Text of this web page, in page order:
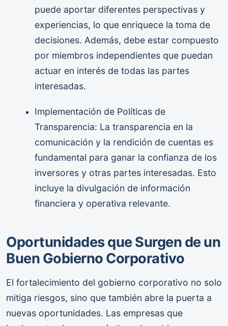
puede aportar diferentes perspectivas y
experiencias, lo que enriquece la toma de
decisiones. Además, debe estar compuesto
por miembros independientes que puedan
actuar en interés de todas las partes
interesadas.
Implementación de Políticas de
Transparencia: La transparencia en la
comunicación y la rendición de cuentas es
fundamental para ganar la confianza de los
inversores y otras partes interesadas. Esto
incluye la divulgación de información
financiera y operativa relevante.
Oportunidades que Surgen de un
Buen Gobierno Corporativo
El fortalecimiento del gobierno corporativo no solo
mitiga riesgos, sino que también abre la puerta a
nuevas oportunidades. Las empresas que